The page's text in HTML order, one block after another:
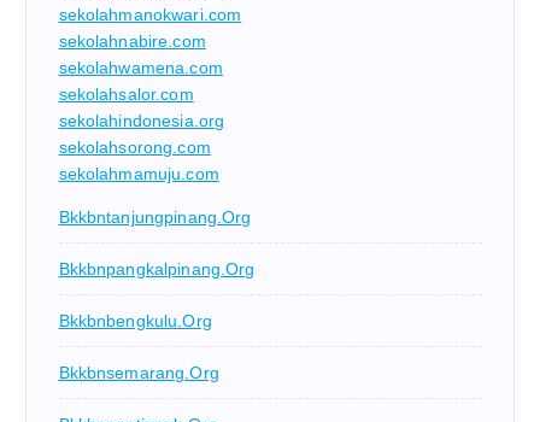
sekolahmanokwari.com
sekolahnabire.com
sekolahwamena.com
sekolahsalor.com
sekolahindonesia.org
sekolahsorong.com
sekolahmamuju.com
Bkkbntanjungpinang.org
Bkkbnpangkalpinang.org
Bkkbnbengkulu.org
Bkkbnsemarang.org